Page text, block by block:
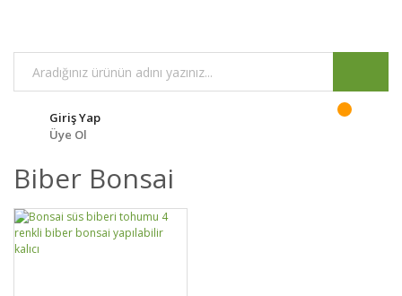
Giriş Yap
Üye Ol
Biber Bonsai